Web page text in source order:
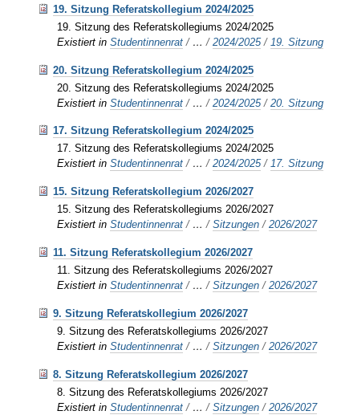
19. Sitzung Referatskollegium 2024/2025
19. Sitzung des Referatskollegiums 2024/2025
Existiert in Studentinnenrat / …/2024/2025 / 19. Sitzung
20. Sitzung Referatskollegium 2024/2025
20. Sitzung des Referatskollegiums 2024/2025
Existiert in Studentinnenrat / …/2024/2025 /20. Sitzung
17. Sitzung Referatskollegium 2024/2025
17. Sitzung des Referatskollegiums 2024/2025
Existiert in Studentinnenrat / …/2024/2025 /17. Sitzung
15. Sitzung Referatskollegium 2026/2027
15. Sitzung des Referatskollegiums 2026/2027
Existiert in Studentinnenrat / …/Sitzungen /2026/2027
11. Sitzung Referatskollegium 2026/2027
11. Sitzung des Referatskollegiums 2026/2027
Existiert in Studentinnenrat / …/Sitzungen /2026/2027
9. Sitzung Referatskollegium 2026/2027
9. Sitzung des Referatskollegiums 2026/2027
Existiert in Studentinnenrat / …/Sitzungen /2026/2027
8. Sitzung Referatskollegium 2026/2027
8. Sitzung des Referatskollegiums 2026/2027
Existiert in Studentinnenrat / …/Sitzungen /2026/2027